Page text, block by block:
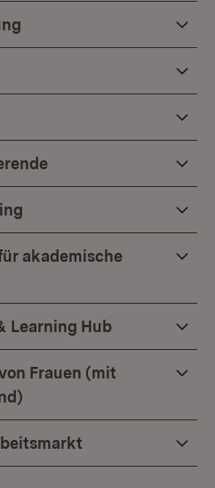
akademische
Learning Hub
Frauen (mit